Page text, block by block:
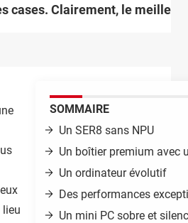
cases. Clairement, le meilleur
SOMMAIRE
Un SER8 sans NPU
Un boîtier premium avec
Un ordinateur évolutif
Des performances
Un mini PC sobre et